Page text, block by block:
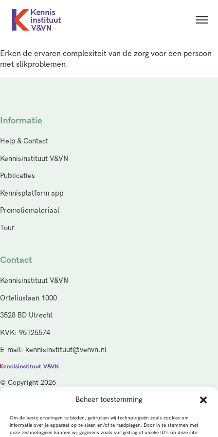
Beheer toestemming
Om de beste ervaringen te bieden, gebruiken wij technologieën zoals cookies om
informatie over je apparaat op te slaan en/of te raadplegen. Door in te stemmen met
deze technologieën kunnen wij gegevens zoals surfgedrag of unieke ID's op deze site
Erken de ervaren complexiteit van de zorg voor een persoon
met slikproblemen.
Informatie
Help & Contact
Kennisinstituut V&VN
Publicaties
Kennisplatform app
Promotiemateriaal
Tour
Contact
Kennisinstituut V&VN
Orteliuslaan 1000
3528 BD Utrecht
KVK: 95125574
E-mail: kennisinstituut@venvn.nl
© Copyright 2026
De activiteiten van het Kennisinstituut V&VN worden gefinancierd
vanuit de kwaliteitsgelden van het ministerie van Volksgezondheid,
Welzijn en Sport (VWS), beheerd door ZonMw.